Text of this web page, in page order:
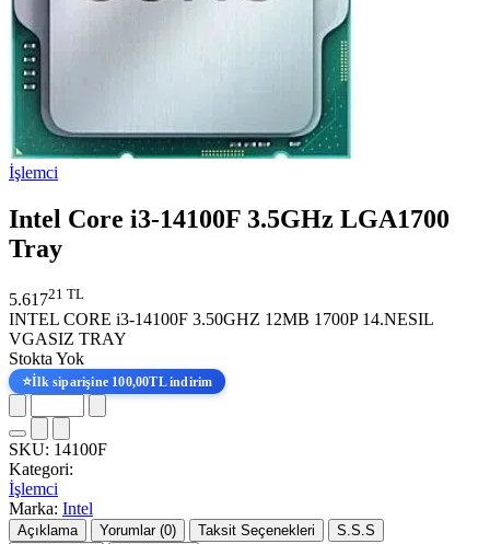
İşlemci
Intel Core i3-14100F 3.5GHz LGA1700
Tray
5.61721 TL
INTEL CORE i3-14100F 3.50GHZ 12MB 1700P 14.NESIL
VGASIZ TRAY
Stokta Yok
⭐İlk siparişine 100,00TL indirim
SKU: 14100F
Kategori:
İşlemci
Marka: Intel
Açıklama Yorumlar (0) Taksit Seçenekleri
S.S.S